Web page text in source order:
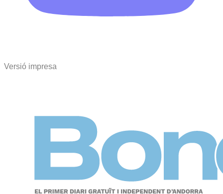
Versió impresa